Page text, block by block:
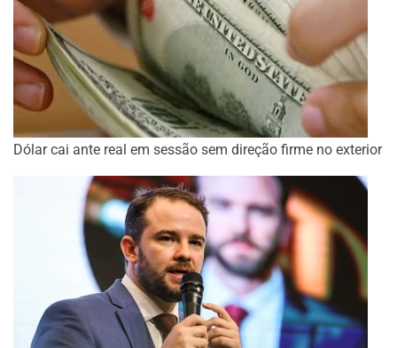
Dólar cai ante real em sessão sem direção firme no exterior